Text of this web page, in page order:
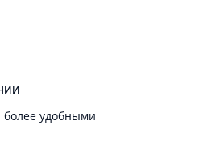
более удобными